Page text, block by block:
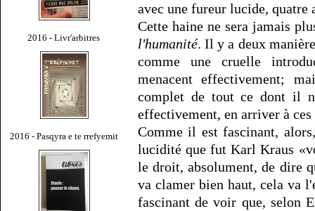
2016 - Livr'arbitres
2016 - Pasqyra e te rrefyemit
avec une fureur lucide, quatre
Cette haine ne sera jamais
l'humanité. Il y a deux
comme une cruelle
menacent effectivement;
complet de tout ce dont il
effectivement, en arriver à
Comme il est fascinant,
lucidité que fut Karl Kraus
le droit, absolument, de dire
va clamer bien haut, cela va
fascinant de voir que, selon